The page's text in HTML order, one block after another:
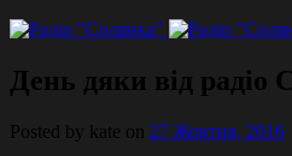
День дяки від
Posted by kate on 27 Жовтня, 2016